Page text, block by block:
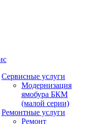
Сервисные услуги
Модернизация
ямобура БКМ
(малой серии)
Ремонтные услуги
Ремонт